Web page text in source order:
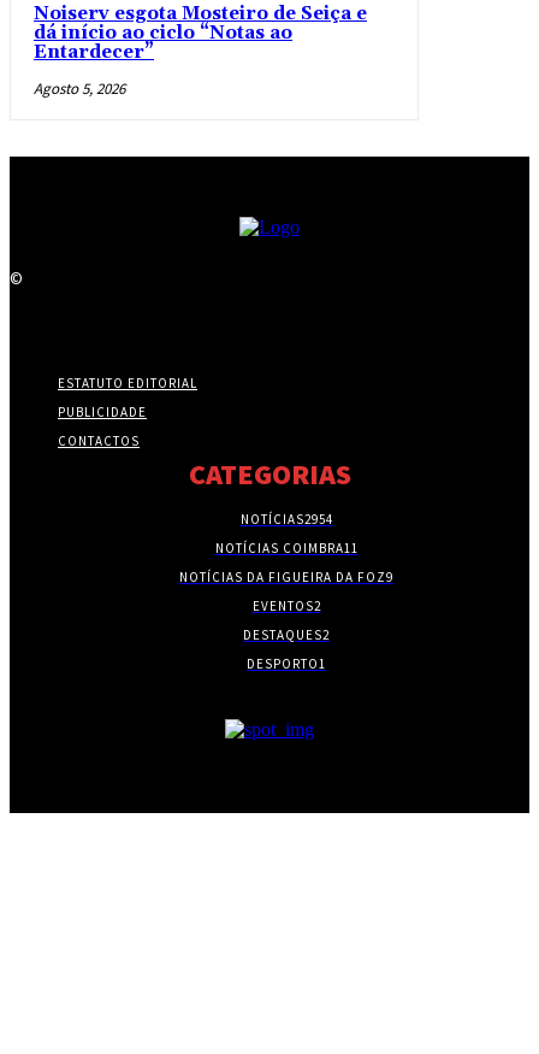
Noiserv esgota Mosteiro de Seiça e
dá início ao ciclo “Notas ao
Entardecer”
Agosto 5, 2026
©
ESTATUTO EDITORIAL
PUBLICIDADE
CONTACTOS
CATEGORIAS
NOTÍCIAS2954
NOTÍCIAS COIMBRA11
NOTÍCIAS DA FIGUEIRA DA FOZ9
EVENTOS2
DESTAQUES2
DESPORTO1